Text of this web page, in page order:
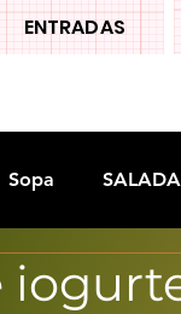
ENTRADAS
Sopa
Legumes